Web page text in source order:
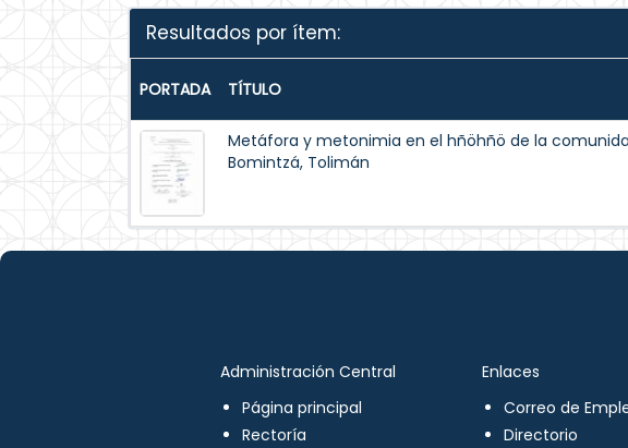
Resultados por ítem:
PORTADA TÍTULO
Metáfora y metonimia en el hñöhñö de la
Bomintzá, Tolimán
Administración Central
Página principal
Rectoría
Enlaces
Correo de
Directorio